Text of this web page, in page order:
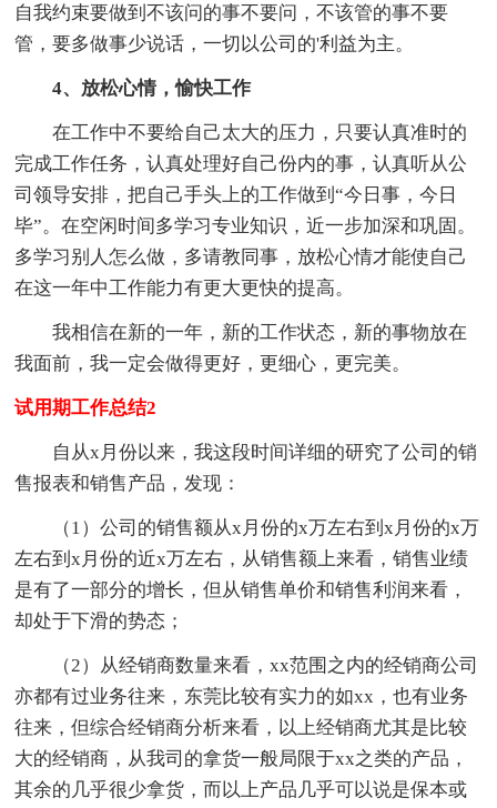
自我约束要做到不该问的事不要问，不该管的事不要
管，要多做事少说话，一切以公司的'利益为主。
4、放松心情，愉快工作
在工作中不要给自己太大的压力，只要认真准时的
完成工作任务，认真处理好自己份内的事，认真听从公
司领导安排，把自己手头上的工作做到“今日事，今日
毕”。在空闲时间多学习专业知识，近一步加深和巩固。
多学习别人怎么做，多请教同事，放松心情才能使自己
在这一年中工作能力有更大更快的提高。
我相信在新的一年，新的工作状态，新的事物放在
我面前，我一定会做得更好，更细心，更完美。
试用期工作总结2
自从x月份以来，我这段时间详细的研究了公司的销
售报表和销售产品，发现：
（1）公司的销售额从x月份的x万左右到x月份的x万
左右到x月份的近x万左右，从销售额上来看，销售业绩
是有了一部分的增长，但从销售单价和销售利润来看，
却处于下滑的势态；
（2）从经销商数量来看，xx范围之内的经销商公司
亦都有过业务往来，东莞比较有实力的如xx，也有业务
往来，但综合经销商分析来看，以上经销商尤其是比较
大的经销商，从我司的拿货一般局限于xx之类的产品，
其余的几乎很少拿货，而以上产品几乎可以说是保本或